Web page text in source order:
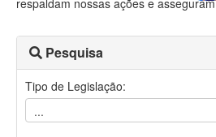
Pesquisa
Tipo de Legislação: